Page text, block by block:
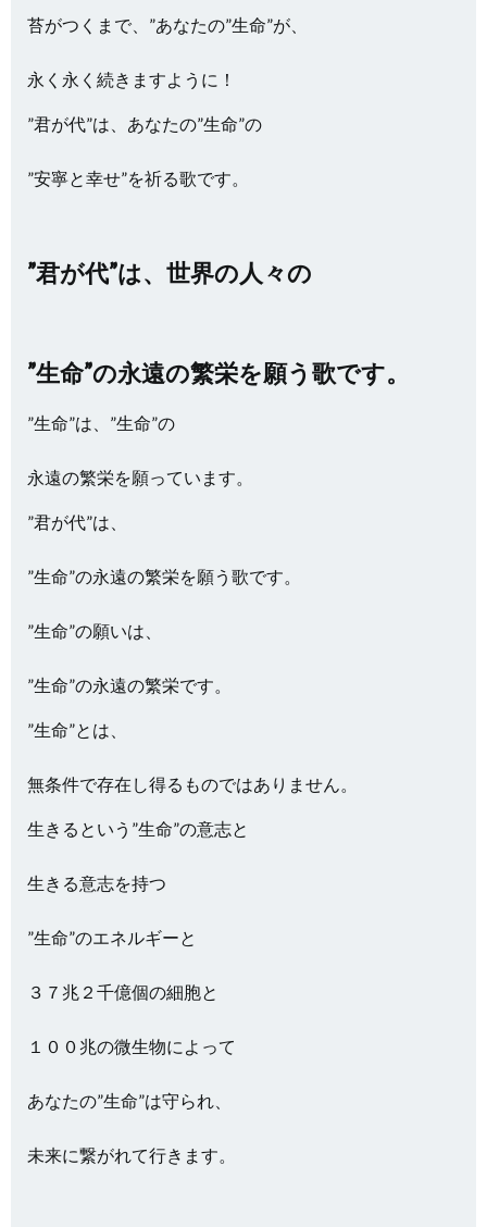
苔がつくまで、”あなたの”生命”が、
永く永く続きますように！
”君が代”は、あなたの”生命”の
”安寧と幸せ”を祈る歌です。
”君が代”は、世界の人々の
”生命”の永遠の繁栄を願う歌です。
”生命”は、”生命”の
永遠の繁栄を願っています。
”君が代”は、
”生命”の永遠の繁栄を願う歌です。
”生命”の願いは、
”生命”の永遠の繁栄です。
”生命”とは、
無条件で存在し得るものではありません。
生きるという”生命”の意志と
生きる意志を持つ
”生命”のエネルギーと
３７兆２千億個の細胞と
１００兆の微生物によって
あなたの”生命”は守られ、
未来に繋がれて行きます。